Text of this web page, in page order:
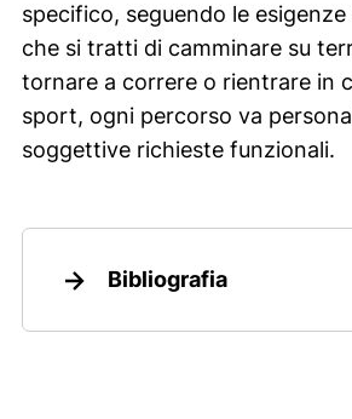
specifico, seguendo le
che si tratti di camminare su
tornare a correre o rientrare in
sport, ogni percorso va
soggettive richieste funzionali.
Bibliografia